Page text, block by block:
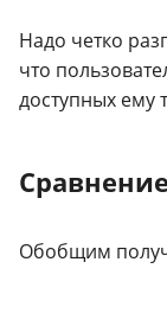
Надо четко
что
доступных ему
Обобщим